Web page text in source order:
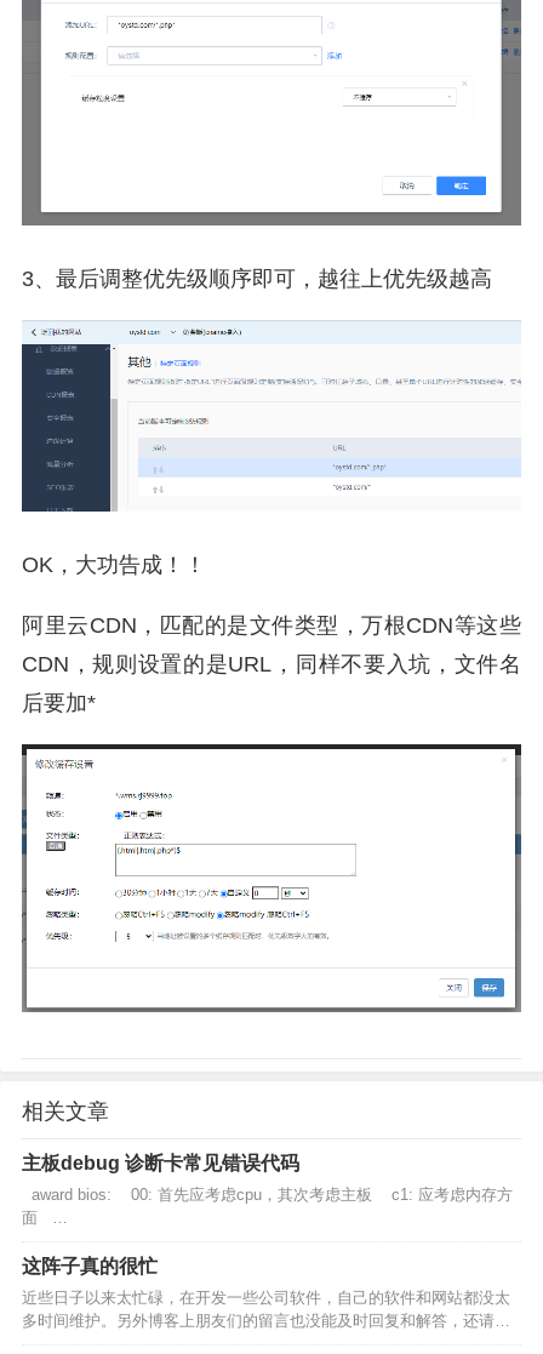
3、最后调整优先级顺序即可，越往上优先级越高
OK，大功告成！！
阿里云CDN，匹配的是文件类型，万根CDN等这些
CDN，规则设置的是URL，同样不要入坑，文件名
后要加*
相关文章
主板debug 诊断卡常见错误代码
award bios: 00: 首先应考虑cpu，其次考虑主板 c1: 应考虑内存方
面 …
这阵子真的很忙
近些日子以来太忙碌，在开发一些公司软件，自己的软件和网站都没太
多时间维护。另外博客上朋友们的留言也没能及时回复和解答，还请见
谅。前一阵子www.oystd.com 站点受到攻击，在多个页面中…